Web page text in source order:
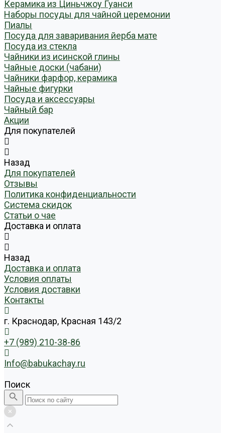
Керамика из Циньчжоу Гуанси
Наборы посуды для чайной церемонии
Пиалы
Посуда для заваривания йерба мате
Посуда из стекла
Чайники из исинской глины
Чайные доски (чабани)
Чайники фарфор, керамика
Чайные фигурки
Посуда и аксессуары
Чайный бар
Акции
Для покупателей
Назад
Для покупателей
Отзывы
Политика конфиденциальности
Система скидок
Статьи о чае
Доставка и оплата
Назад
Доставка и оплата
Условия оплаты
Условия доставки
Контакты
г. Краснодар, Красная 143/2
+7 (989) 210-38-86
Info@babukachay.ru
Поиск